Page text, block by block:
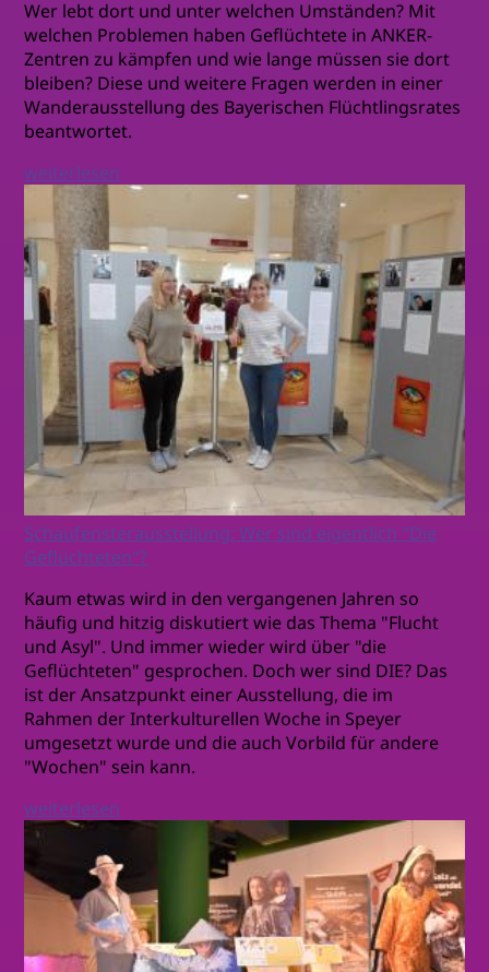
Wer lebt dort und unter welchen Umständen? Mit
welchen Problemen haben Geflüchtete in ANKER-
Zentren zu kämpfen und wie lange müssen sie dort
bleiben? Diese und weitere Fragen werden in einer
Wanderausstellung des Bayerischen Flüchtlingsrates
beantwortet.
weiterlesen
Schaufensterausstellung: Wer sind eigentlich "Die
Geflüchteten"?
Kaum etwas wird in den vergangenen Jahren so
häufig und hitzig diskutiert wie das Thema "Flucht
und Asyl". Und immer wieder wird über "die
Geflüchteten" gesprochen. Doch wer sind DIE? Das
ist der Ansatzpunkt einer Ausstellung, die im
Rahmen der Interkulturellen Woche in Speyer
umgesetzt wurde und die auch Vorbild für andere
"Wochen" sein kann.
weiterlesen